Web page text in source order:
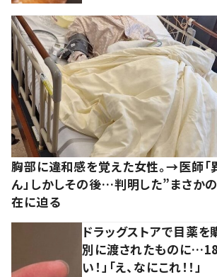
胸部に違和感を覚えた女性。→医師「
ん」しかしその後…判明した”まさか
在に迫る
ドラッグストアで目薬
別に渡されたものに
い！」「え、なにこれ！！」